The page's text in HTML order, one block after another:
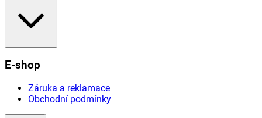
E-shop
Záruka a reklamace
Obchodní podmínky